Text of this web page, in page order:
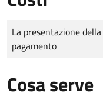
Tipo di pagamento
Importo
La presentazione
pagamento
Cosa serve